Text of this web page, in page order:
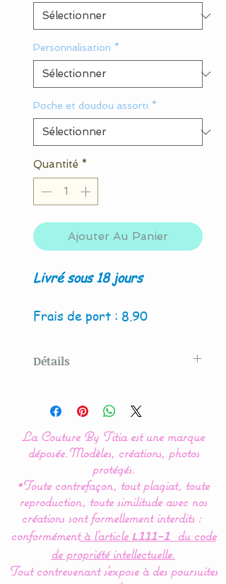
Personnalisation *
Poche et doudou assorti *
Quantité *
Ajouter Au Panier
Livré sous 18 jours
Frais de port : 8.90
Détails
Couture By Titia
Le tour de Lit est composé
de 3 coussins ( 60 x 45 cm)
: 1 pour la tête de lit et 2
autres pour les côtés.
Idéal pour les lits bébés de
60 x 120 cm mais
La Couture By Titia est une marque
déposée.Modèles, créations, photos
protégés.
*Toute contrefaçon, tout plagiat, toute
reproduction, toute similitude avec nos
créations sont formellement interdits :
conformémentà l’article L111-1
du code
de propriété intellectuelle.
Tout contrevenant s'expose à des poursuites